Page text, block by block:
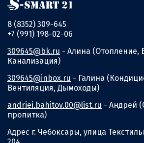
8 (8352) 309-645
+7 (991) 198-02-06
309645@bk.ru - Алина (Отопление,
Канализация)
309645@inbox.ru - Галина
Вентиляция, Дымоходы)
andriei.bahitov.00@list.ru - Андрей
пропитка)
Адрес г. Чебоксары, улица